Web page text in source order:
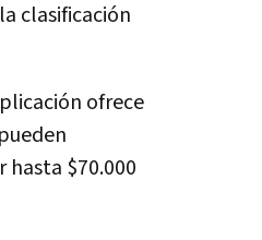
clasificación
ofrece
$70.000